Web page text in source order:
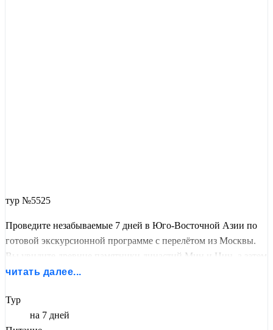
тур №5525
Проведите незабываемые 7 дней в Юго-Восточной Азии по
готовой экскурсионной программе с перелётом из Москвы.
Вы увидите древние памятники династий Мин и Цин, а затем
отправитесь на побережье Желтого моря, чтобы прикоснуться
Отправьтесь в насыщенное путешествие по двум
жемчужинам Китая! Этот тур гармонично сочетает величие
читать далее...
Тур
на 7 дней